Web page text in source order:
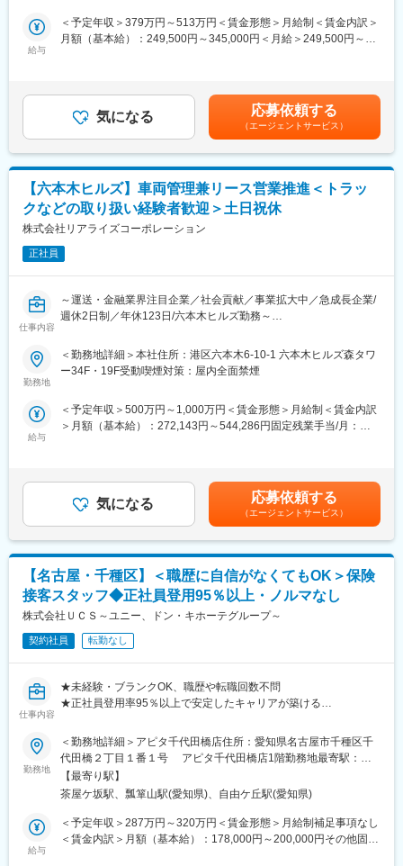
んでいただきたく、複数部署において積極的に中途採用を行って
います。
大しており、新たな仲間を募集しています。
「営業にチャレンジしたいけどノルマが不安」
「販売経験を活かしてキャリアアップしたい」
■職務概要
来店型の保険ショップにて、お客様一人ひとりに寄り添いなが
・来店されたお客様へのヒアリング
・生命保険／損害保険のご案内・提案
・契約手続き、アフターフォロー
・将来的にはスタッフ教育・マネジメント
・入社時研修（商品知識・接客基礎）
・OJT（先輩社員と接客・書類作成等）
※いきなり1人で任せることはありません
◎「ノルマなし」だから提案に集中できる！
個人ノルマ・歩合制はなく、お客様に本当に必要な商品を提案で
社が支援します。
◎キャリアアップが明確！
スタッフ → 店長 → SV（複数店舗管理）へとステップアップ可能
■配属部門（組織構成）
・約40名体制／約30名が店舗勤務
・女性メンバー中心／20～30代活躍中
・1店舗数名体制
■働き方・環境
・残業：月10～20時間程度
・有給：入社1ヶ月後に付与
→プライベートと両立しやすい環境です
当社はドン・キホーテグループの金融会社として、クレジットカ
ード・保険・資産運用など幅広いサービスを展開しています。
小売×金融という成長領域において、新たな価値創出を目指す第二
創業期の企業です。
変更の範囲：会社の定める業務
給与
＜予定年収＞379万円～513万円＜賃金形態＞月給制＜賃金内訳＞
月額（基本給）：249,500円～345,000円＜月給＞249,500円～
990,000(算定基礎額)賃金はあくまでも目安の金額であり、選考を
通じて上下する可能性があります。月給(月額)は固定手当を含めた
気になる 応募依頼する
（エージェントサービス）
【六本木ヒルズ】車両管理兼リース営業推進＜トラッ
クなどの取り扱い経験者歓迎＞土日祝休
株式会社リアライズコーポレーション
正社員
仕事内容
～運送・金融業界注目企業／社会貢献／事業拡大中／急成長企業/
週休2日制／年休123日/六本木ヒルズ勤務～
■業務内容：
本社にて全国の支店や営業所（※）と連携し、トラック・トレーラ
ー等の入出庫・整備・在庫管理を通じて、運送会社や日本の物流
(※営業所：主にお客様から返却された車両を速やかにメンテナン
スし、次のお客様にお貸し出しするための拠点）
【具体的には】
・弊社の全国にある営業所および近隣の整備工場と連携し、トラ
ック・トレーラー等の入出庫スケジュールおよび在庫状況を管理
・整備工場や外注先の選定、見積管理、整備進捗の確認など、品
質とコストを両立した運用体制の構築
・返却車両の整備に関する調査・進捗管理
・全国の営業所の車両稼働状況や整備計画を本社にて分析のう
え、車両リース戦略を立案
・リース営業担当と協働し、在庫車両の情報共有やリース案件の
推進をサポート 等
※毎週土日しっかり休める週休2日制です。
・整備工場等との交渉力・調整力
・ゼロベースで考え、企画・提案する力
・期日・進捗管理能力 等
【中途入社者の教育体制について】
入社研修後は本社研修に加えて先輩がOJT方式でしっかりと指導
するので、わからないことは確認しながら業務を覚えていただけ
勤務地
＜勤務地詳細＞本社住所：港区六本木6-10-1 六本木ヒルズ森タワ
ー34F・19F受動喫煙対策：屋内全面禁煙
給与
＜予定年収＞500万円～1,000万円＜賃金形態＞月給制＜賃金内訳
＞月額（基本給）：272,143円～544,286円固定残業手当/月：
現年収考慮かつ、スキルとの相関性も考慮し、記載年収より上下
する可能性もございます.■賞与実績：年2回賃金はあくまでも目安
の金額であり、選考を通じて上下する可能性があります。月給(月
額)は固定手当を含めた表記です。
気になる 応募依頼する
（エージェントサービス）
【名古屋・千種区】＜職歴に自信がなくてもOK＞保険
接客スタッフ◆正社員登用95％以上・ノルマなし
株式会社ＵＣＳ～ユニー、ドン・キホーテグループ～
契約社員 転勤なし
仕事内容
★未経験・ブランクOK、職歴や転職回数不問
★正社員登用率95％以上で安定したキャリアが築ける
★残業少なめ＆働きやすい環境
★資格は入社後でOK、費用は会社補助あり
ドン・キホーテやアピタなどで知られるPPIHグループの金融サー
ビスを担う当社。来店型保険ショップの強化に伴い、未経験から
スタートできる人材を増員募集します。これまでの経験よりも
「人と関わる姿勢」を重視した採用です。
勤務地
＜勤務地詳細＞アピタ千代田橋店住所：愛知県名古屋市千種区千
代田橋２丁目１番１号 アピタ千代田橋店1階勤務地最寄駅：地
下鉄線／茶屋が坂駅受動喫煙対策：屋内全面禁煙変更の範囲：会
社の定める事業所
【最寄り駅】
茶屋ケ坂駅、瓢箪山駅(愛知県)、自由ケ丘駅(愛知県)
給与
＜予定年収＞287万円～320万円＜賃金形態＞月給制補足事項なし
＜賃金内訳＞月額（基本給）：178,000円～200,000円その他固定